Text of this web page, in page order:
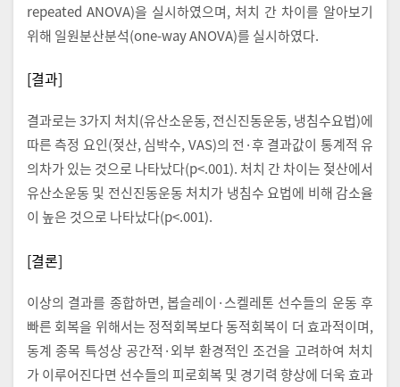
repeated ANOVA)을 실시하였으며, 처치 간 차이를 알아보기
위해 일원분산분석(one-way ANOVA)를 실시하였다.
[결과]
결과로는 3가지 처치(유산소운동, 전신진동운동, 냉침수요법)에
따른 측정 요인(젖산, 심박수, VAS)의 전·후 결과값이 통계적 유
의차가 있는 것으로 나타났다(p<.001). 처치 간 차이는 젖산에서
유산소운동 및 전신진동운동 처치가 냉침수 요법에 비해 감소율
이 높은 것으로 나타났다(p<.001).
[결론]
이상의 결과를 종합하면, 봅슬레이·스켈레톤 선수들의 운동 후
빠른 회복을 위해서는 정적회복보다 동적회복이 더 효과적이며,
동계 종목 특성상 공간적·외부 환경적인 조건을 고려하여 처치
가 이루어진다면 선수들의 피로회복 및 경기력 향상에 더욱 효과